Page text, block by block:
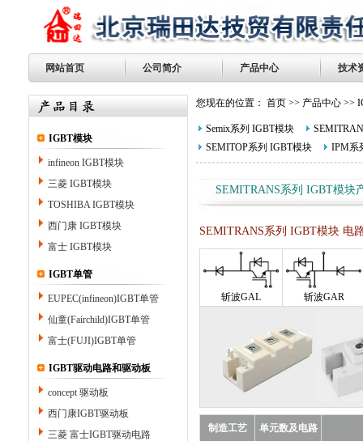
网站首页 公司简介 产品中心 技术
IGBT模块
infineon IGBT模块
三菱 IGBT模块
TOSHIBA IGBT模块
西门康 IGBT模块
富士 IGBT模块
IGBT单管
EUPEC(infineon)IGBT单管
仙童(Fairchild)IGBT单管
富士(FUJI)IGBT单管
IGBT驱动电路和驱动板
concept 驱动板
西门康IGBT驱动板
三菱 富士IGBT驱动电路
您现在的位置： 首页 >> 产品中心 >>
Semix系列 IGBT模块
SEMITOP系列 IGBT模块
IPM系
SEMITRANS系列 IGBT模块
SEMITRANS系列 IGBT模块 电
斩波GAL 斩波GAR
制造工艺 单元数及电路